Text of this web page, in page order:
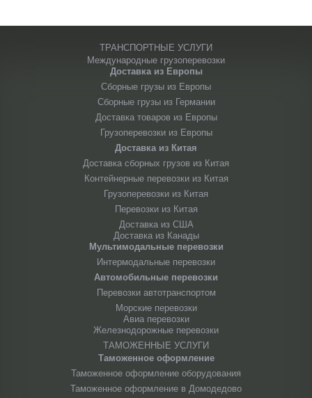
ТРАНСПОРТНЫЕ УСЛУГИ
Международные грузоперевозки
Доставка из Европы
Сборные грузы из Европы
Сборные грузы из Германии
Доставка товаров из Европы
Грузоперевозки из Европы
Доставка из Китая
Доставка сборных грузов из Китая
Контейнерные перевозки из Китая
Грузоперевозки из Китая
Перевозки из Китая
Доставка из США
Доставка из Канады
Мультимодальные перевозки
Интермодальные перевозки
Автомобильные перевозки
Перевозки автотранспортом
Морские перевозки
Авиа перевозки
Железнодорожные перевозки
ТАМОЖЕННЫЕ УСЛУГИ
Таможенное оформление
Таможенное оформление оборудования
Таможенное оформление в Домодедово